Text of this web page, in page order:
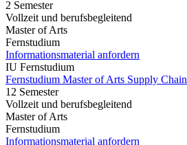
2 Semester
Vollzeit und berufsbegleitend
Master of Arts
Fernstudium
Informationsmaterial anfordern
IU Fernstudium
Fernstudium Master of Arts Supply
12 Semester
Vollzeit und berufsbegleitend
Master of Arts
Fernstudium
Informationsmaterial anfordern